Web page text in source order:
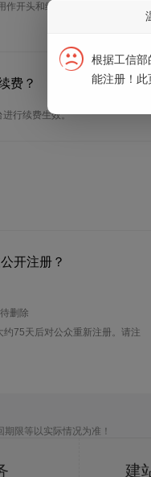
开头和结尾。注*中文域名实际是
费？
行续费生效。
开注册？
删除
75天后对公众重新注册。请注
限等以实际情况为准！
建
根据工信部
能注册！此